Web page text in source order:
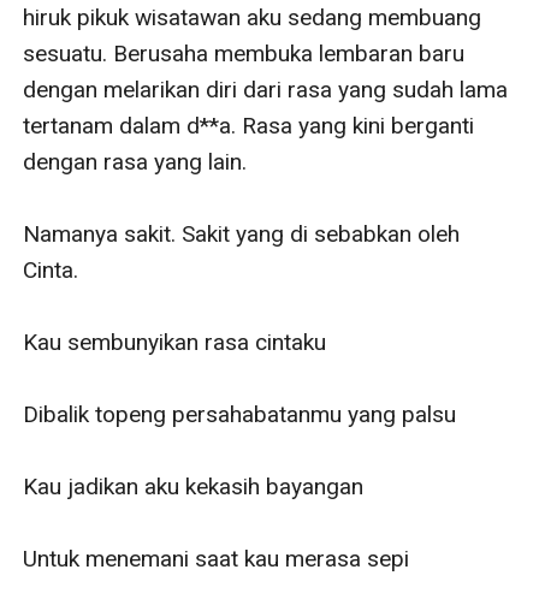
hiruk pikuk wisatawan aku sedang membuang
sesuatu. Berusaha membuka lembaran baru
dengan melarikan diri dari rasa yang sudah lama
tertanam dalam d**a. Rasa yang kini berganti
dengan rasa yang lain.
Namanya sakit. Sakit yang di sebabkan oleh
Cinta.
Kau sembunyikan rasa cintaku
Dibalik topeng persahabatanmu yang palsu
Kau jadikan aku kekasih bayangan
Untuk menemani saat kau merasa sepi